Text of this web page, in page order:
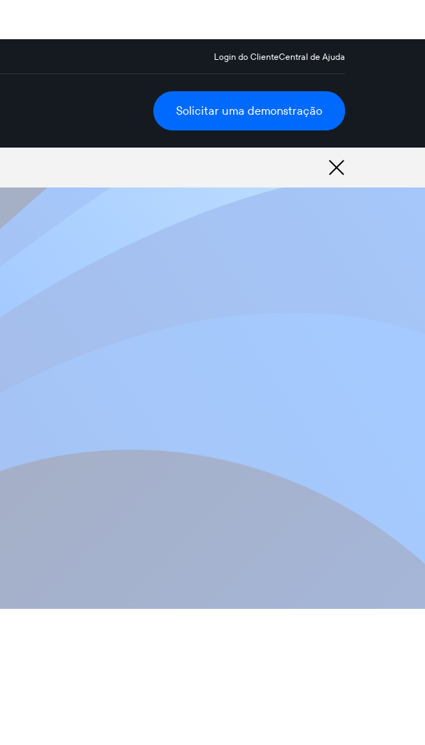
Login do ClienteCentral de Ajuda
Solicitar uma demonstração